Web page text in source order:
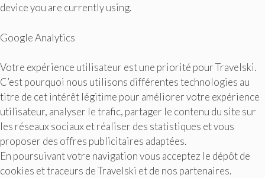
device you are currently using.
Google Analytics
Votre expérience utilisateur est une priorité pour Travelski.
C’est pourquoi nous utilisons différentes technologies au
titre de cet intérêt légitime pour améliorer votre expérience
utilisateur, analyser le trafic, partager le contenu du site sur
les réseaux sociaux et réaliser des statistiques et vous
proposer des offres publicitaires adaptées.
En poursuivant votre navigation vous acceptez le dépôt de
cookies et traceurs de Travelski et de nos partenaires.